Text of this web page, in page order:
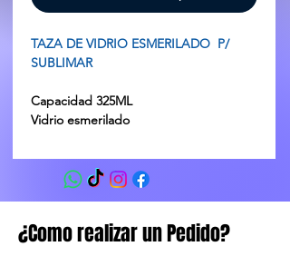
TAZA DE VIDRIO ESMERILADO P/
SUBLIMAR
Capacidad 325ML
Vidrio esmerilado
¿Como realizar un Pedido?